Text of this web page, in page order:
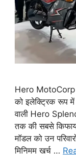
Hero
को इलेक्ट्रिक रूप
वाली Hero
तक की सबसे
मॉडल को उन
मिनिमम खर्च …